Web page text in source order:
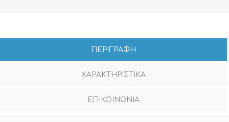
ΠΕΡΙΓΡΑΦΗ
ΧΑΡΑΚΤΗΡΙΣΤΙΚΑ
ΕΠΙΚΟΙΝΩΝΙΑ